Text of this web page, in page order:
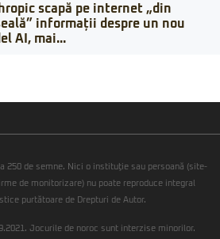
scapă pe internet „din
informații despre un nou
AI, mai...
250 de semne. Nici o instituţie sau persoană (site-
de monitorizare) nu poate reproduce integral
purtătoare de Drepturi de Autor.
Jocurile de noroc sunt interzise minorilor.